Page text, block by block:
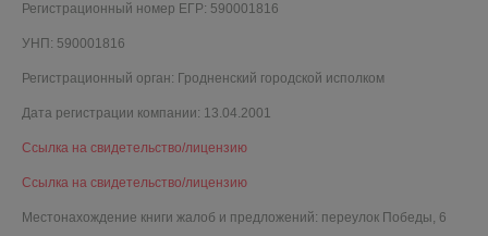
Регистрационный номер ЕГР: 590001816
УНП: 590001816
Регистрационный орган: Гродненский городской исполком
Дата регистрации компании: 13.04.2001
Ссылка на свидетельство/лицензию
Ссылка на свидетельство/лицензию
Местонахождение книги жалоб и предложений: переулок Победы, 6